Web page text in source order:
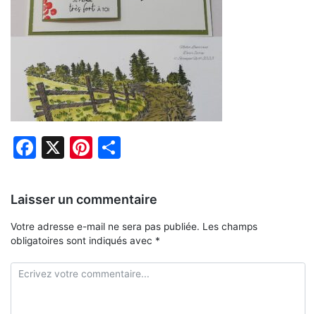
Facebook
X Pinterest
Laisser un commentaire
Votre adresse e-mail ne sera pas publiée. Les champs
obligatoires sont indiqués avec *